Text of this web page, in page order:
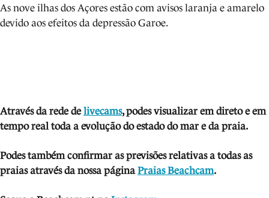
As nove ilhas dos Açores estão com avisos laranja e amarelo
devido aos efeitos da depressão Garoe.
Através da rede delivecams, podes visualizar em direto e em
tempo real toda a evolução do estado do mar e da praia.
Podes também confirmar as previsões relativas a todas as
praias através da nossa páginaPraias Beachcam.